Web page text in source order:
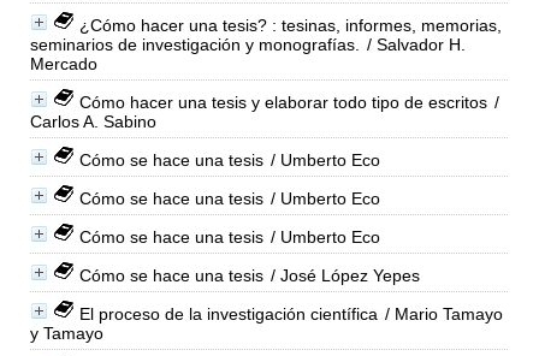
¿Cómo hacer una tesis? : tesinas, informes, memorias,
seminarios de investigación y monografías.
/ Salvador H.
Mercado
Cómo hacer una tesis y elaborar todo tipo de escritos /
Carlos A. Sabino
Cómo se hace una tesis / Umberto Eco
Cómo se hace una tesis / Umberto Eco
Cómo se hace una tesis / Umberto Eco
Cómo se hace una tesis / José López Yepes
El proceso de la investigación científica / Mario Tamayo
y Tamayo